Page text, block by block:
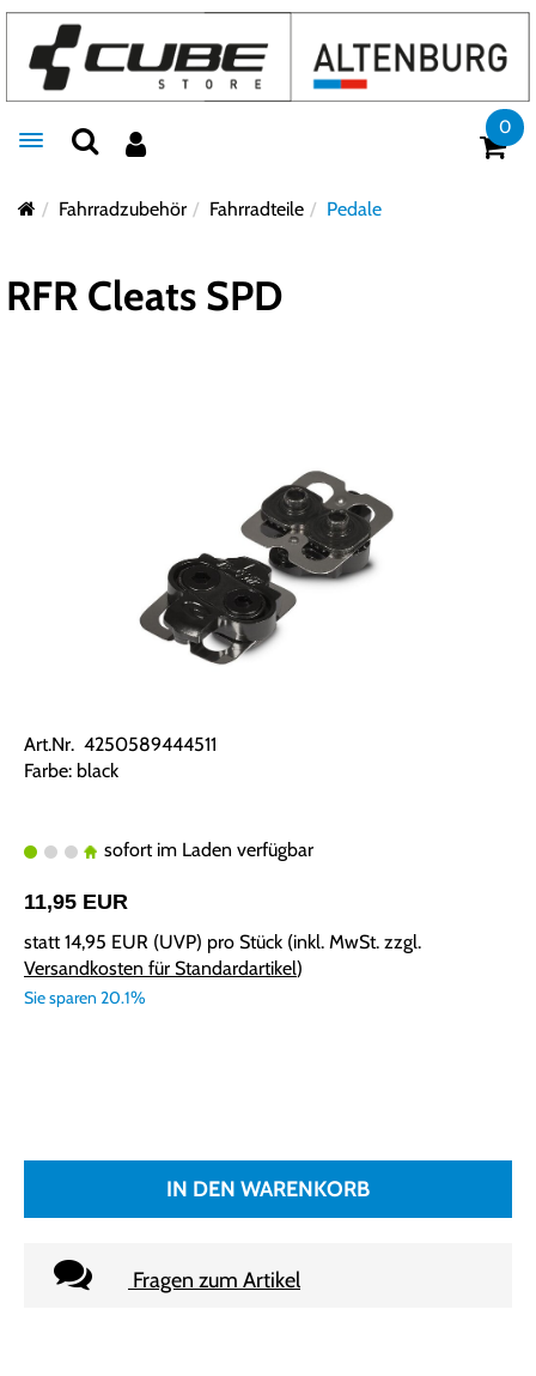
Toggle navigation
0
Fahrradzubehör Fahrradteile Pedale
RFR Cleats SPD
Art.Nr. 4250589444511
Farbe: black
sofort im Laden verfügbar
11,95 EUR
statt14,95 EUR (UVP) pro Stück (inkl. MwSt. zzgl.
Versandkosten für Standardartikel)
Sie sparen 20.1%
IN DEN WARENKORB
Fragen zum Artikel